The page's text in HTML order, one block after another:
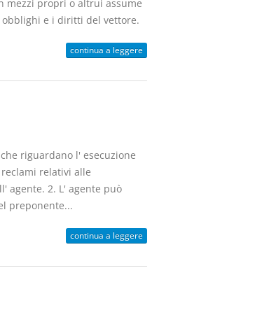
mezzi propri o altrui assume
e i diritti del vettore.
continua a leggere
che riguardano l' esecuzione
relativi alle
agente. 2. L' agente può
preponente...
continua a leggere